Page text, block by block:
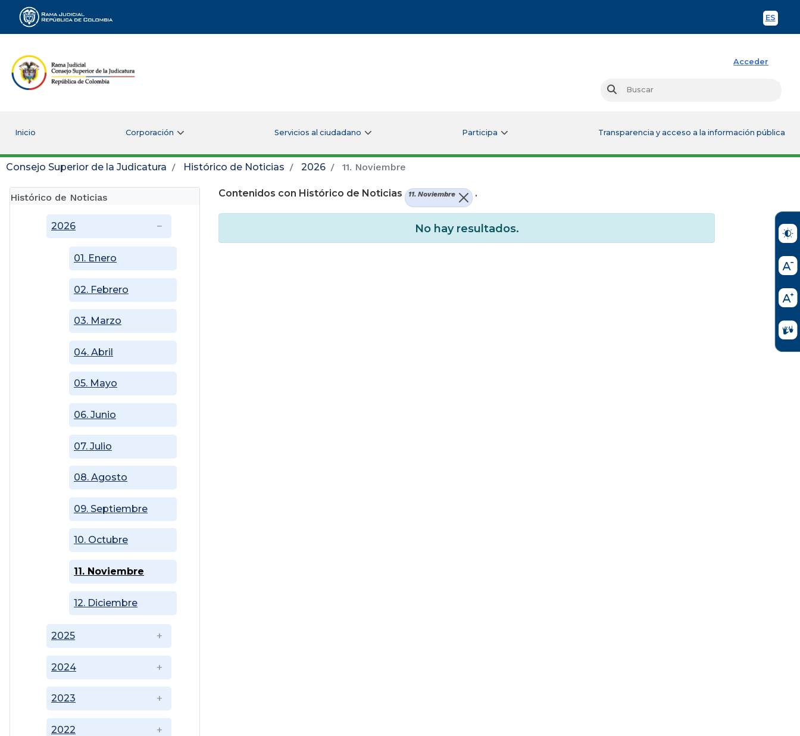
ES
Rama Judicial
Acceder
Buscar
Inicio Corporación Servicios al ciudadano Participa Transparencia y acceso a la información pública
Consejo Superior de la Judicatura Histórico de Noticias 2026 11. Noviembre
Histórico de Noticias
2022
2023
2024
2025
2026
01. Enero
02. Febrero
03. Marzo
04. Abril
05. Mayo
06. Junio
07. Julio
08. Agosto
09. Septiembre
10. Octubre
11. Noviembre
12. Diciembre
Contenidos con Histórico de Noticias 11. Noviembre .
No hay resultados.